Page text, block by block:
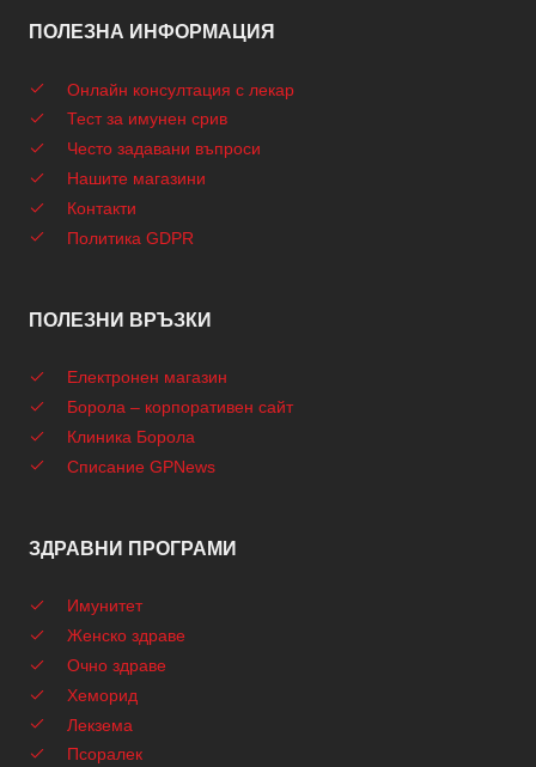
ПОЛЕЗНА ИНФОРМАЦИЯ
Онлайн консултация с лекар
Тест за имунен срив
Често задавани въпроси
Нашите магазини
Контакти
Политика GDPR
ПОЛЕЗНИ ВРЪЗКИ
Електронен магазин
Борола – корпоративен сайт
Клиника Борола
Списание GPNews
ЗДРАВНИ ПРОГРАМИ
Имунитет
Женско здраве
Очно здраве
Хеморид
Лекзема
Псоралек